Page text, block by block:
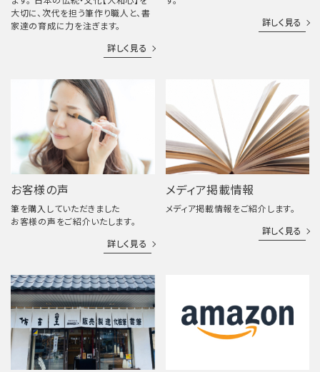
大切に、次代を担う筆作り職人と、書
家達の育成に力を注ぎます。
詳しく見る
詳しく見る
お客様の声
筆を購入していただきました
お客様の声をご紹介いたします。
詳しく見る
メディア掲載情報
メディア掲載情報をご紹介します。
詳しく見る